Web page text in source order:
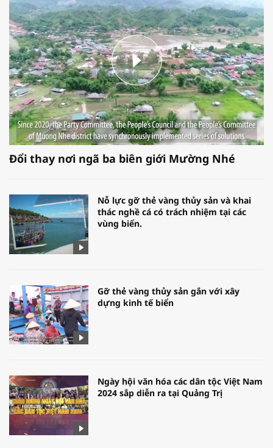
Đổi thay nơi ngã ba biên giới Mường Nhé
Nỗ lực gỡ thẻ vàng thủy sản và khai
thác nghề cá có trách nhiệm tại các
vùng biển.
Gỡ thẻ vàng thủy sản gắn với xây
dựng kinh tế biển
Ngày hội văn hóa các dân tộc Việt Nam
2024 sắp diễn ra tại Quảng Trị